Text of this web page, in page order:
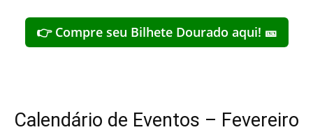
👉 Compre seu Bilhete Dourado aqui! 🎫
Calendário de Eventos – Fevereiro